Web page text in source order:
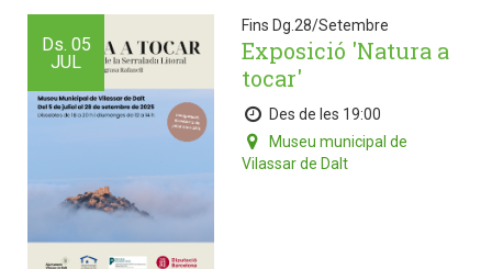
Ds. 05
JUL
Fins Dg.28/Setembre
Exposició 'Natura a
tocar'
Des de les 19:00
Museu municipal de
Vilassar de Dalt